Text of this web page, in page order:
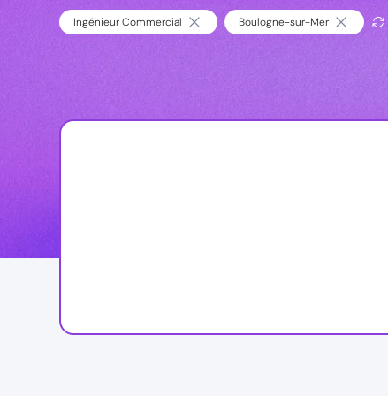
Ingénieur Commercial Boulogne-sur-Mer